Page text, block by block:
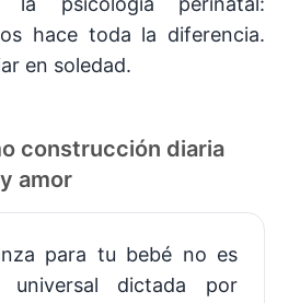
hace toda la diferencia.
en soledad.
construcción diaria
amor
para tu bebé no es
universal dictada por